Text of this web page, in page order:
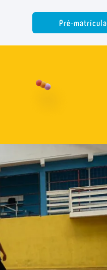
Pré-matrícula